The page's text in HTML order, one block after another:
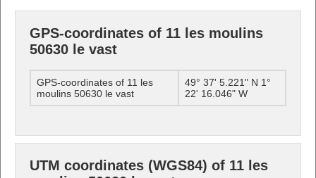
GPS-coordinates of 11 les moulins
50630 le vast
GPS-coordinates of 11 les
moulins 50630 le vast
49° 37' 5.221" N 1°
22' 16.046" W
UTM coordinates (WGS84) of 11 les